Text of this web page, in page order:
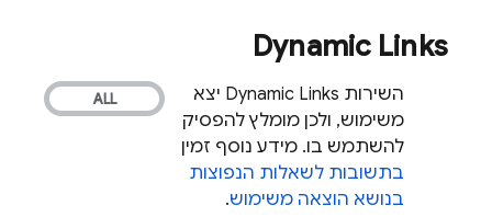
Dynamic Links
השירות Dynamic Links יצא
משימוש, ולכן מומלץ להפסיק
להשתמש בו. מידע נוסף זמין
בתשובות לשאלות הנפוצות
בנושא הוצאה משימוש.